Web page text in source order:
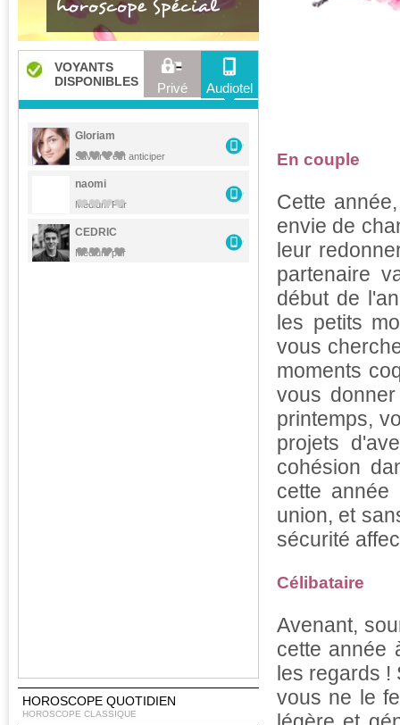
horoscope Spécial
VOYANTS
DISPONIBLES
Privé Audiotel
Gloriam
Savoir c'est anticiper
naomi
Médium Pur
CEDRIC
Médium pur
HOROSCOPE QUOTIDIEN
HOROSCOPE CLASSIQUE
En couple
Cette
envie de
leur
partenaire
début de
les petits
vous
moments
vous
printemps,
projets
cohésion
cette
union, et
sécurité
Célibataire
Avenant,
cette année
les regards !
vous ne le